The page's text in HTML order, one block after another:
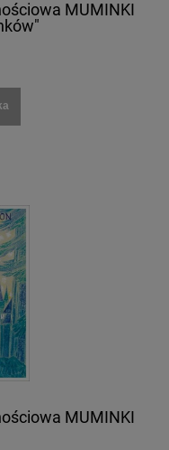
MUMINKI
MUMINKI